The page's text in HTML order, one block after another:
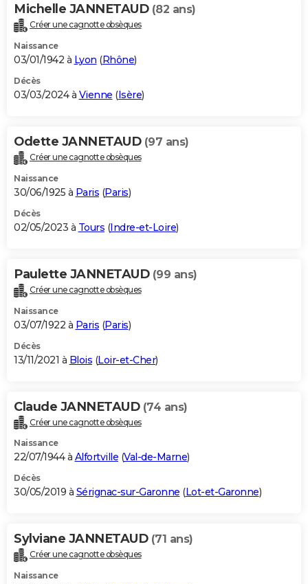
Carte de Noël
Carte Bonne année
Carte Saint-Valentin
Carte Pâques
Carte d'anniversaire
DICTIONNAIRE
Dictionnaire
Biographies
Citations
Expressions
Proverbes
PROGRAMME TV
S'inscrire
Se connecter
Lycées
Collèges
Primaires
Universités
Entreprises
Service militaire
Avis de recherche
AVIS DE DÉCÈS
Bricolage
Lifestyle
Culture
Sport
Auto
Television
Voyage
Cinema
Michelle JANNETAUD (82 ans)
Créer une cagnotte obsèques
Naissance
03/01/1942 à Lyon (Rhône)
Décès
03/03/2024 à Vienne (Isère)
Odette JANNETAUD (97 ans)
Créer une cagnotte obsèques
Naissance
30/06/1925 à Paris (Paris)
Décès
02/05/2023 à Tours (Indre-et-Loire)
Paulette JANNETAUD (99 ans)
Créer une cagnotte obsèques
Naissance
03/07/1922 à Paris (Paris)
Décès
13/11/2021 à Blois (Loir-et-Cher)
Claude JANNETAUD (74 ans)
Créer une cagnotte obsèques
Naissance
22/07/1944 à Alfortville (Val-de-Marne)
Décès
30/05/2019 à Sérignac-sur-Garonne (Lot-et-Garonne)
Sylviane JANNETAUD (71 ans)
Créer une cagnotte obsèques
Naissance